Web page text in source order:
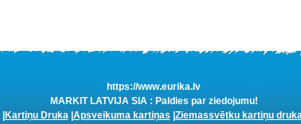
https://www.eurika.lv
MARKIT LATVIJA SIA : Paldies par ziedojumu!
Kartiņu Druka| Apsveikuma kartiņas Ziemassvētku kartiņu